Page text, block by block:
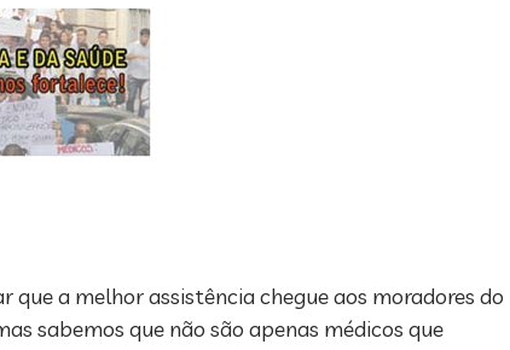
a melhor assistência chegue aos moradores do
sabemos que não são apenas médicos que